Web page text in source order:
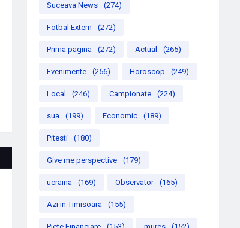
Suceava News (274)
Fotbal Extern (272)
Prima pagina (272) Actual (265)
Evenimente (256) Horoscop (249)
Local (246) Campionate (224)
sua (199) Economic (189)
Pitesti (180)
Give me perspective (179)
ucraina (169) Observator (165)
Azi in Timisoara (155)